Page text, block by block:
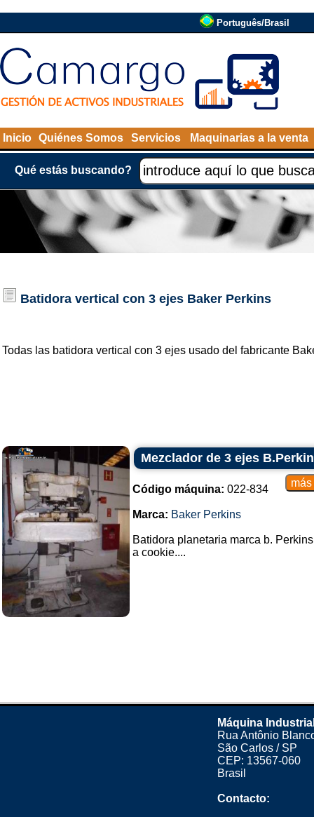
Português/Brasil
Inicio Quiénes Somos Servicios Maquinarias a la venta
Qué estás buscando?
Batidora vertical con 3 ejes Baker Perkins
Todas las batidora vertical con 3 ejes usado del fabricante
Mezclador de 3 ejes
Código máquina: 022-834
Marca: Baker Perkins
Batidora planetaria marca b.
a cookie....
Máquina
Rua Antônio
São Carlos / SP
CEP: 13567-060
Brasil
Contacto: